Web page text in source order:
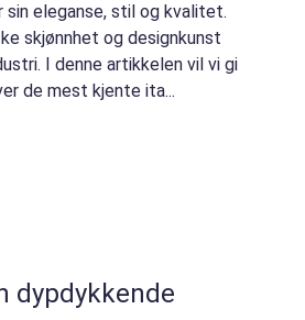
eleganse, stil og kvalitet.
skjønnhet og designkunst
I denne artikkelen vil vi gi
de mest kjente ita...
dypdykkende